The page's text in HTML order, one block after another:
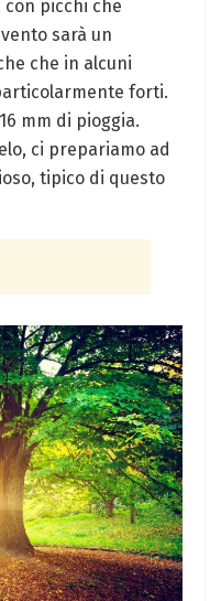
‍picchi‌ che
sarà un
che in alcuni
forti.
mm di⁤ pioggia.
ci prepariamo ad
tipico di questo